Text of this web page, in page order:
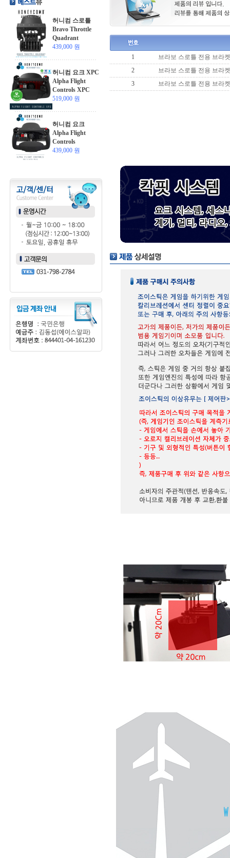
허니컴 스로틀
Bravo Throttle
Quadrant
439,000 원
허니컴 요크 XPC
Alpha Flight
Controls XPC
519,000 원
허니컴 요크
Alpha Flight
Controls
439,000 원
1
브라보 스로틀 전용 브라
2
브라보 스로틀 전용 브라
3
브라보 스로틀 전용 브라